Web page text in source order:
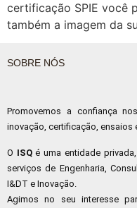
certificação SPIE você
também a imagem da
SOBRE NÓS
Promovemos a confiança
inovação, certificação, ensaios
O ISQé uma entidade
serviços de Engenharia,
I&DT e Inovação.
Agimos no seu interesse